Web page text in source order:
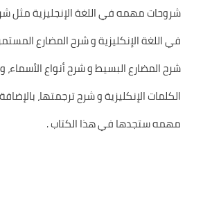
شروحات مهمه في اللغة الإنجليزية مثل
في اللغة الإنكليزية و شرح المضارع
شرح المضارع البسيط و شرح أنواع
الكلمات الإنكليزية و شرح ترجمتها،
مهمه ستجدها في هذا الكتاب .